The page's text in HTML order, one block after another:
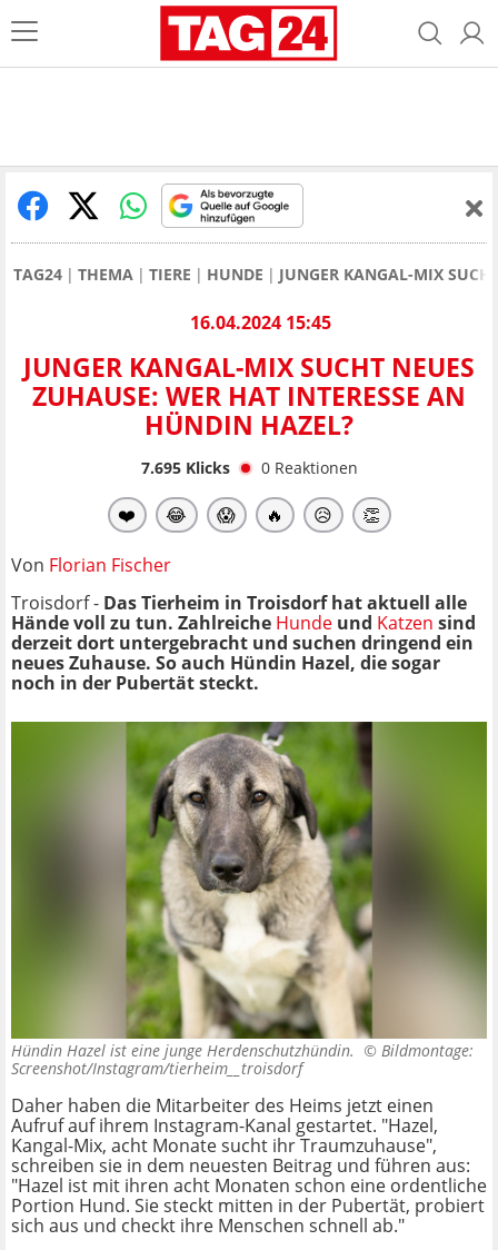
TAG24 THEMA TIERE HUNDE JUNGER KANGAL-MIX
16.04.2024 15:45
JUNGER KANGAL-MIX SUCHT NEUES
ZUHAUSE: WER HAT INTERESSE AN
HÜNDIN HAZEL?
7.695Klicks 0 Reaktionen
❤️ 😂 😱 🔥 😥 👏
Von Florian Fischer
Troisdorf - Das Tierheim in Troisdorf hat aktuell alle
Hände voll zu tun. Zahlreiche Hunde und Katzen sind
derzeit dort untergebracht und suchen dringend ein
neues Zuhause. So auch Hündin Hazel, die sogar
noch in der Pubertät steckt.
Hündin Hazel ist eine junge Herdenschutzhündin. © Bildmontage:
Screenshot/Instagram/tierheim__troisdorf
Daher haben die Mitarbeiter des Heims jetzt einen
Aufruf auf ihrem Instagram-Kanal gestartet. "Hazel,
Kangal-Mix, acht Monate sucht ihr Traumzuhause",
schreiben sie in dem neuesten Beitrag und führen aus:
"Hazel ist mit ihren acht Monaten schon eine ordentliche
Portion Hund. Sie steckt mitten in der Pubertät, probiert
sich aus und checkt ihre Menschen schnell ab."